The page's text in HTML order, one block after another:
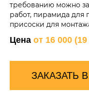
требованию можно
работ, пирамида для
присоски для
Цена от 16 000
ЗАКАЗАТЬ